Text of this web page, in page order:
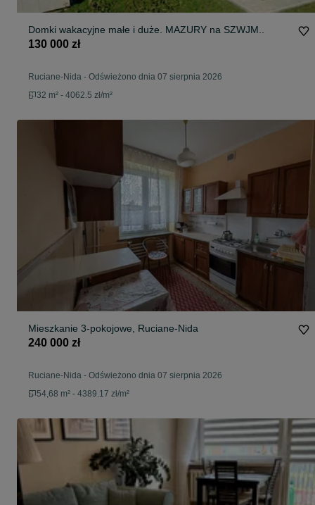
Domki wakacyjne małe i duże. MAZURY na SZWJM..
130 000 zł
Ruciane-Nida - Odświeżono dnia 07 sierpnia 2026
32 m² - 4062.5 zł/m²
Mieszkanie 3-pokojowe, Ruciane-Nida
240 000 zł
Ruciane-Nida - Odświeżono dnia 07 sierpnia 2026
54,68 m² - 4389.17 zł/m²